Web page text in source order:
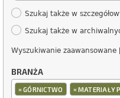
Szukaj także w
Szukaj także w
Wyszukiwanie zaawansowane
BRANŻA
×GÓRNICTWO ×MATERIAŁY